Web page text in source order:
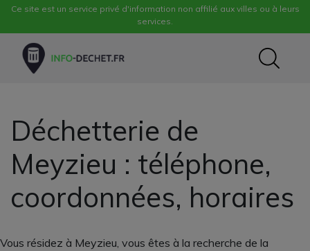
Ce site est un service privé d'information non affilié aux villes ou à leurs
services.
Déchetterie de
Meyzieu : téléphone,
coordonnées, horaires
Vous résidez à Meyzieu, vous êtes à la recherche de la